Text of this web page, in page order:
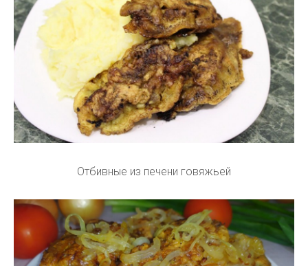
Отбивные из печени говяжьей